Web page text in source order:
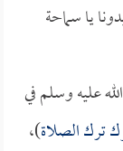
يا سماحة
عليه وسلم في
ترك الصلاة)،